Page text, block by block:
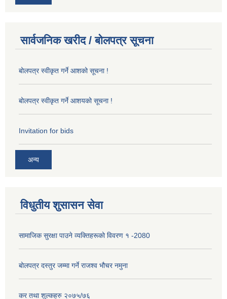
सार्वजनिक खरीद / बोलपत्र सूचना
बोलपत्र स्वीकृत गर्ने आशको सूचना !
बोलपत्र स्वीकृत गर्ने आशयको सूचना !
Invitation for bids
अन्य
विधुतीय शुसासन सेवा
सामाजिक सुरक्षा पाउने व्यक्तिहरूको विवरण १ -2080
बोलपत्र दस्तुर जम्मा गर्ने राजश्व भौचर नमुना
कर तथा शुल्कहरु २०७५/७६